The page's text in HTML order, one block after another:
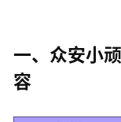
一、众安小
容